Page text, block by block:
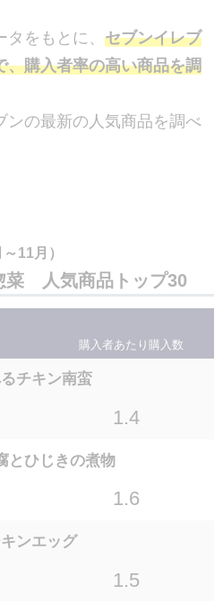
をもとに、 セブンイレブ
、購入者率の高い商品を調
ンの最新の人気商品を調べ
11月）
人気商品トップ30
購入者あたり 購入数
チキン南蛮
1.4
とひじきの煮物
1.6
ンエッグ
1.5